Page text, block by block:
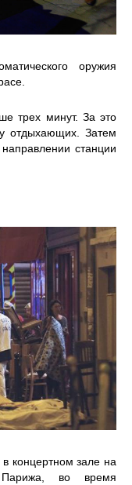
оружия
трех минут. За это
отдыхающих. Затем
станции
концертном зале на
Парижа, во время